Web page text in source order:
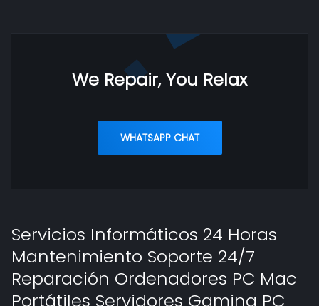
We Repair, You Relax
WHATSAPP CHAT
Servicios Informáticos 24 Horas
Mantenimiento Soporte 24/7
Reparación Ordenadores PC Mac
Portátiles Servidores Gaming PC